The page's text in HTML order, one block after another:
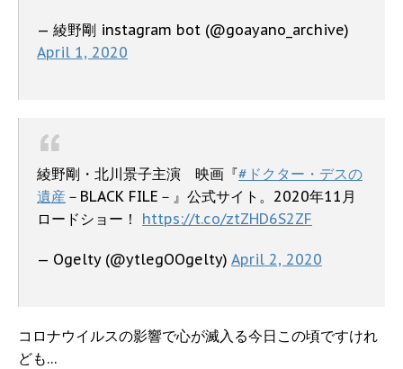
— 綾野剛 instagram bot (@goayano_archive)
April 1, 2020
綾野剛・北川景子主演 映画『#ドクター・デスの
遺産 －BLACK FILE－』公式サイト。2020年11月
ロードショー！ https://t.co/ztZHD6S2ZF
— Ogelty (@ytlegOOgelty) April 2, 2020
コロナウイルスの影響で心が滅入る今日この頃ですけれ
ども…